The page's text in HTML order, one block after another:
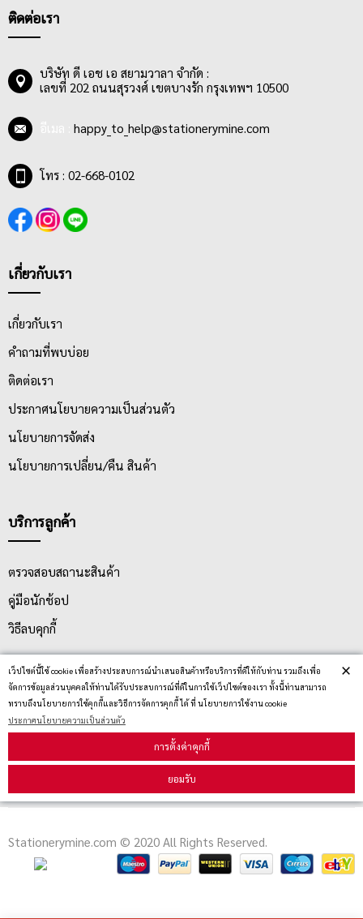
เว็ปไซต์นี้ใช้ cookie เพื่อสร้างประสบการณ์นำเสนอสินค้าหรือบริการที่ดีให้กับท่าน รวมถึงเพื่อ
จัดการข้อมูลส่วนบุคคลให้ท่านได้รับประสบการณ์ที่ดีในการใช้เว็ปไซต์ของเรา ทั้งนี้ท่านสามารถ
ทราบถึงนโยบายการใช้คุกกี้และวิธีการจัดการคุกกี้ ได้ ที่ นโยบายการใช้งาน cookie
ประกาศนโยบายความเป็นส่วนตัว
การตั้งค่าคุกกี้
ยอมรับ
×
ติดต่อเรา
บริษัท ดี เอช เอ สยามวาลา จำกัด :
เลขที่ 202 ถนนสุรวงศ์ เขตบางรัก กรุงเทพฯ 10500
happy_to_help@stationerymine.com
โทร : 02-668-0102
เกี่ยวกับเรา
เกี่ยวกับเรา
คำถามที่พบบ่อย
ติดต่อเรา
ประกาศนโยบายความเป็นส่วนตัว
นโยบายการจัดส่ง
นโยบายการเปลี่ยน/คืน สินค้า
บริการลูกค้า
ตรวจสอบสถานะสินค้า
คู่มือนักช้อป
วิธีลบคุกกี้
สมัครรับข่าวสาร
รับข่าวสาร
Stationerymine.com © 2020 All Rights Reserved.